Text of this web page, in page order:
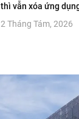
thì vẫn xóa ứng
2 Tháng Tám, 2026